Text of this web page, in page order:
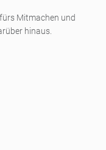
Mitmachen und
hinaus.